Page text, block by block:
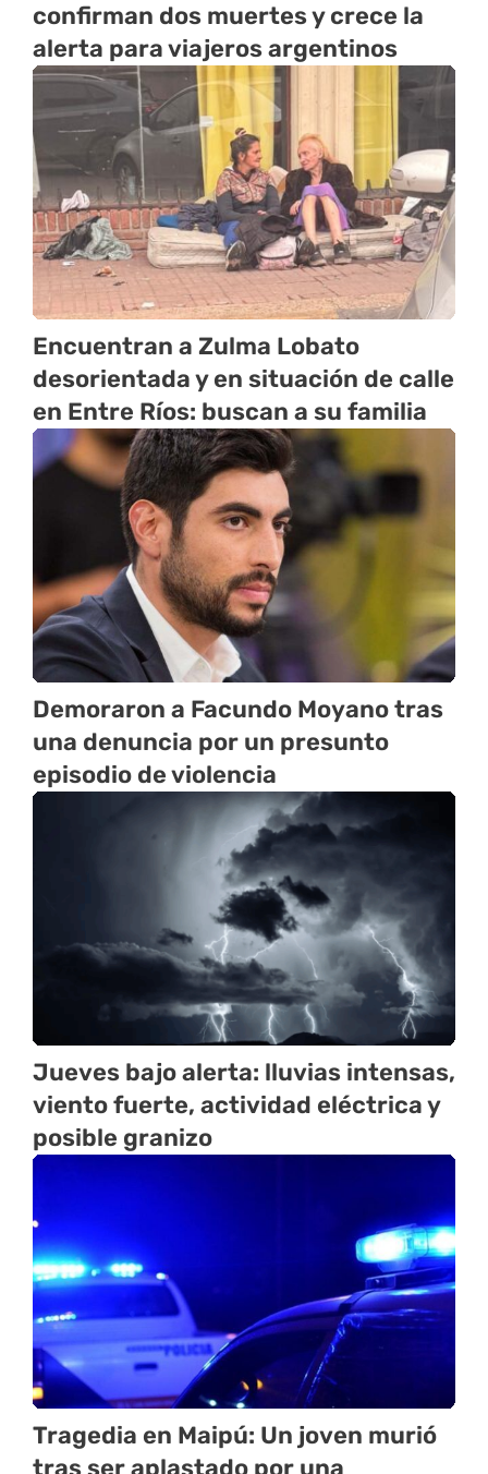
confirman dos muertes y crece la
alerta para viajeros argentinos
Encuentran a Zulma Lobato
desorientada y en situación de calle
en Entre Ríos: buscan a su familia
Demoraron a Facundo Moyano tras
una denuncia por un presunto
episodio de violencia
Jueves bajo alerta: lluvias intensas,
viento fuerte, actividad eléctrica y
posible granizo
Tragedia en Maipú: Un joven murió
tras ser aplastado por una